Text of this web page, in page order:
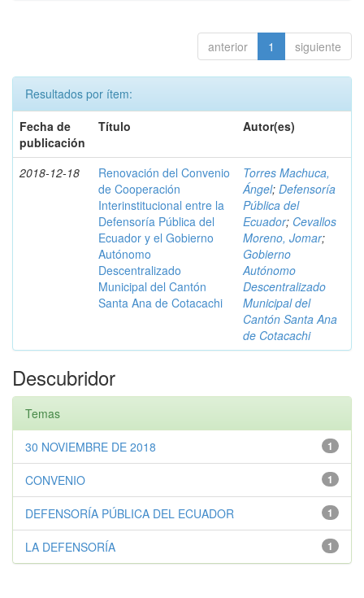
anterior 1 siguiente
Resultados por ítem:
Fecha de
publicación
Título Autor(es)
2018-12-18
Renovación del Convenio
de Cooperación
Interinstitucional entre la
Defensoría Pública del
Ecuador y el Gobierno
Autónomo
Descentralizado
Municipal del Cantón
Santa Ana de Cotacachi
Torres Machuca,
Ángel; Defensoría
Pública del
Ecuador; Cevallos
Moreno, Jomar;
Gobierno
Autónomo
Descentralizado
Municipal del
Cantón Santa Ana
de Cotacachi
Descubridor
Temas
1
30 NOVIEMBRE DE 2018
1
CONVENIO
1
DEFENSORÍA PÚBLICA DEL ECUADOR
1
LA DEFENSORÍA